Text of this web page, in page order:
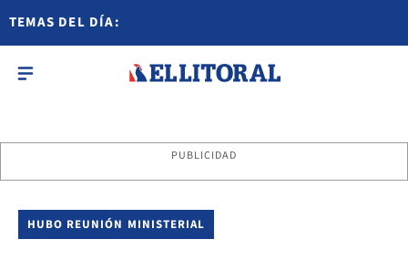
TEMAS DEL DÍA:
PUBLICIDAD
HUBO REUNIÓN MINISTERIAL